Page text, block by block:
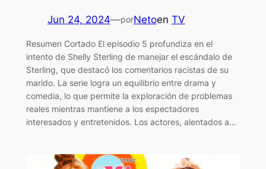
Jun 24, 2024—porNetoen TV
Resumen Cortado El episodio 5 profundiza en el
intento de Shelly Sterling de manejar el escándalo de
Sterling, que destacó los comentarios racistas de su
marido. La serie logra un equilibrio entre drama y
comedia, lo que permite la exploración de problemas
reales mientras mantiene a los espectadores
interesados ​​y entretenidos. Los actores, alentados a…